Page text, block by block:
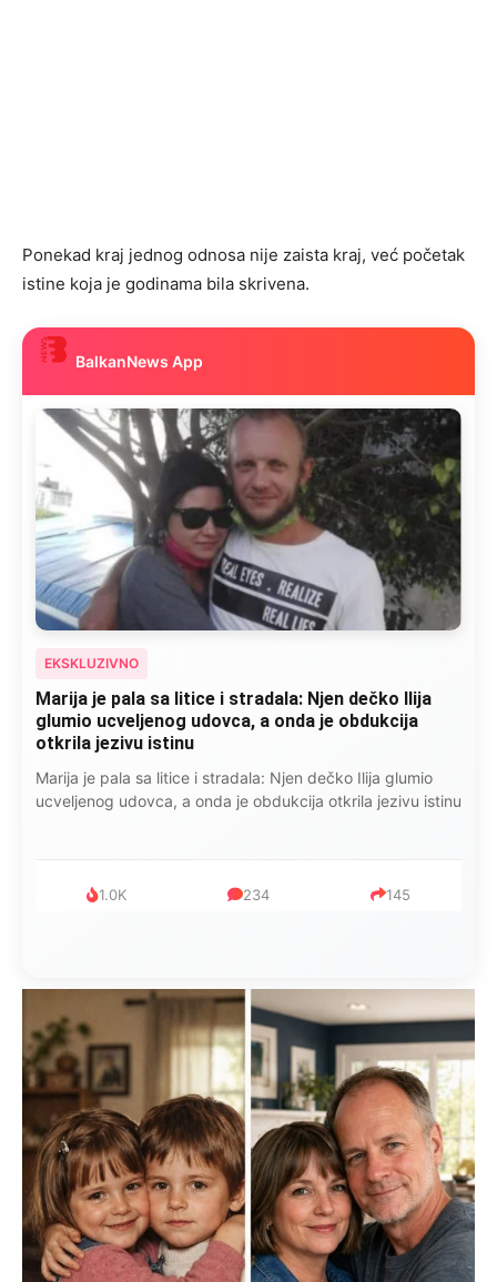
Ponekad kraj jednog odnosa nije zaista kraj, već početak
istine koja je godinama bila skrivena.
BalkanNews App
EKSKLUZIVNO
Marija je pala sa litice i stradala: Njen dečko Ilija
glumio ucveljenog udovca, a onda je obdukcija
otkrila jezivu istinu
Marija je pala sa litice i stradala: Njen dečko Ilija glumio
ucveljenog udovca, a onda je obdukcija otkrila jezivu istinu
1.0K 234 145